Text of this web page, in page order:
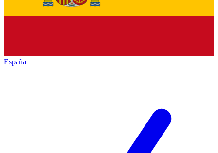
España